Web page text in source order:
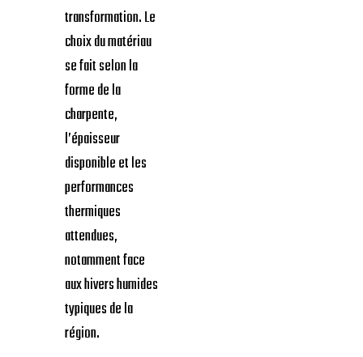
transformation. Le
choix du matériau
se fait selon la
forme de la
charpente,
l’épaisseur
disponible et les
performances
thermiques
attendues,
notamment face
aux hivers humides
typiques de la
région.